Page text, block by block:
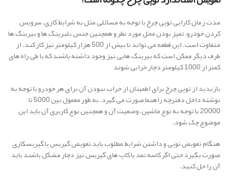
مدت زمان کارایی توپی چرخ با توجه به مسائلی مثل به شرایط کاری، سرویس
کردن خودرو، تمیز بودن محل مورد نظر و همچنین جنس بلبرینگ ها و بیرینگ ها
متفاوت است. این قطعه می تواند تا بیش از 500 هزار کیلومتر نیز کار کند. از
طرف دیگر ممکن است که بیرینگ هایی نیز وجود داشته باشند که با طی راه های
کمتر از 1000 کیلومتر دچار خرابی شوند
بازیدید از توپی چرخ برای اطمینان از خراب نبودن آن برای هر خودرو با توجه به
نوشته داخل دفترچه راهنما صورت می گیرد. به طور معمول بین 5000 تا
20000 با توجه به نوع ماشین، وضعیت آن و همچنین نوع کاربری آن باید این
موضوع چک شود.
هنگام تعویض توپی و داشتن شرایط مطلوب باید تعویض گیریس یا گیریسکاری
صورت بگیرد حتی اگر کاسه نمد یا کاپ های گیریس نیز دچار مشکل باشند باید
آن را حل کنید.